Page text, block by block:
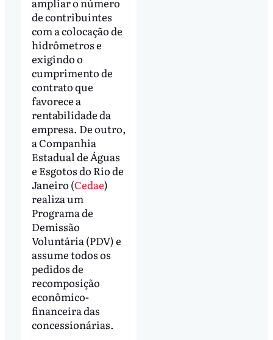
de contribuintes
com a colocação de
hidrômetros e
exigindo o
cumprimento de
contrato que
favorece a
rentabilidade da
empresa. De outro,
a Companhia
Estadual de Águas
e Esgotos do Rio de
Janeiro (Cedae)
realiza um
Programa de
Demissão
Voluntária (PDV) e
assume todos os
pedidos de
recomposição
econômico-
financeira das
concessionárias.